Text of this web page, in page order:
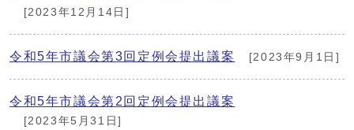
[2023年12月14日]
令和5年市議会第3回定例会提出議案 [2023年9月1日]
令和5年市議会第2回定例会提出議案
[2023年5月31日]